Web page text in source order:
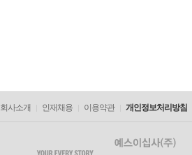
회사소개 인재채용 이용약관 개인정보처리방침